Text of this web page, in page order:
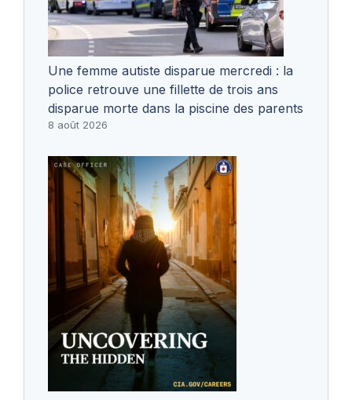
Une femme autiste disparue mercredi : la
police retrouve une fillette de trois ans
disparue morte dans la piscine des parents
8 août 2026